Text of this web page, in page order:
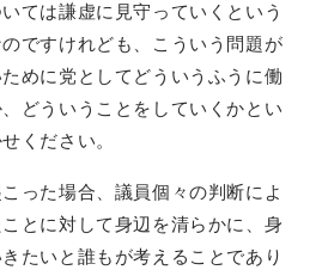
ては謙虚に見守っていくという
ですけれども、こういう問題が
めに党としてどういうふうに働
どういうことをしていくかとい
ください。
った場合、議員個々の判断によ
とに対して身辺を清らかに、身
たいと誰もが考えることであり